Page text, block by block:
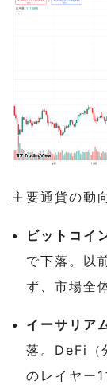
トラ
ゴー
全資産)へ
4 まとめ
主要通貨の動
ビットコイ
で下落。以
ず、市場全
イーサリア
落。DeFi（
のレイヤー